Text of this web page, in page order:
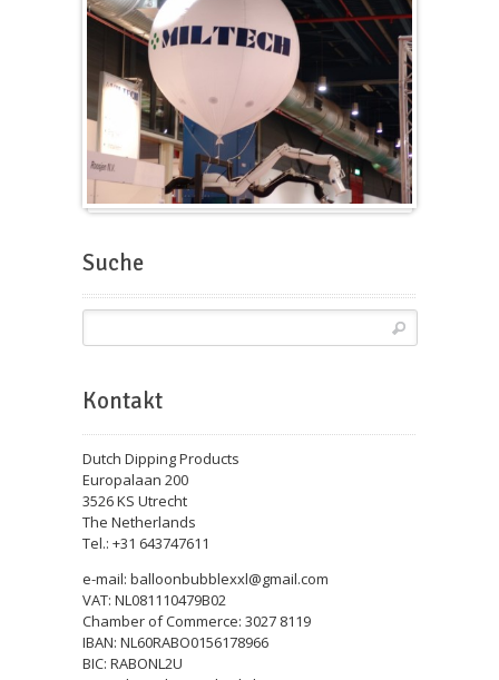
Suche
Kontakt
Dutch Dipping Products
Europalaan 200
3526 KS Utrecht
The Netherlands
Tel.: +31 643747611
e-mail: balloonbubblexxl@gmail.com
VAT: NL081110479B02
Chamber of Commerce: 3027 8119
IBAN: NL60RABO0156178966
BIC: RABONL2U